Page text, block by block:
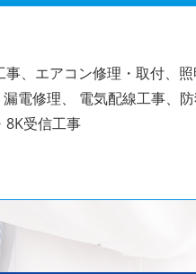
、エアコン修理・取付、
電修理、 電気配線工事、
8K受信工事